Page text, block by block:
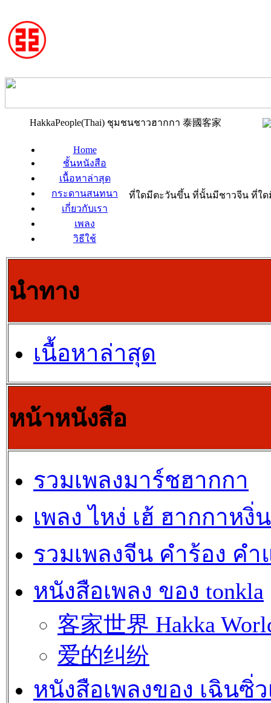
HakkaPeople(Thai) ชุมชนชาวฮากกา 泰國客家
Home
ชั้นหนังสือ
เนื้อหาล่าสุด
กระดานสนทนา
เกี่ยวกับเรา
เพลง
วิธีใช้
ที่ใดมีตะวันขึ้น ที่นั้นมีชาวจีน ที่ใดมี
นำทาง
เนื้อหาล่าสุด
หน้าหนังสือ
รวมเพลงมาร์ชฮากกา
เพลง ไหง่ เฮ้ ฮากกาหงิ่น
รวมเพลงจีน คำร้อง คำ
หนังสือเพลง ของ tonkla
客家世界 Hakka
爱的纠纷
หนังสือเพลงของ เฉินซิ่ว